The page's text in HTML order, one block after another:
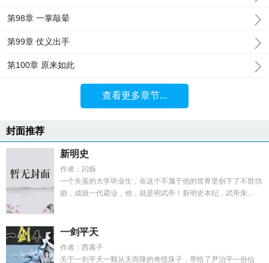
第98章 一掌敲晕
第99章 仗义出手
第100章 原来如此
查看更多章节...
封面推荐
新明史
作者：闪烁
一个失落的大学毕业生，在这个不属于他的世界里创下了不世功
勋，成就一代霸业，他，就是明武帝！新明史本纪，武帝朱...
一剑平天
作者：西襄子
关于一剑平天一颗从天而降的奇怪珠子，带给了尹治平一份仙